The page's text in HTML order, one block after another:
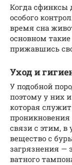
Когда сфинксы
особого
время сна
основном
прижавшись
Уход и
У подобной
поэтому у них
которая
связи с этим, в
вещество с
загрязнения —
ватного